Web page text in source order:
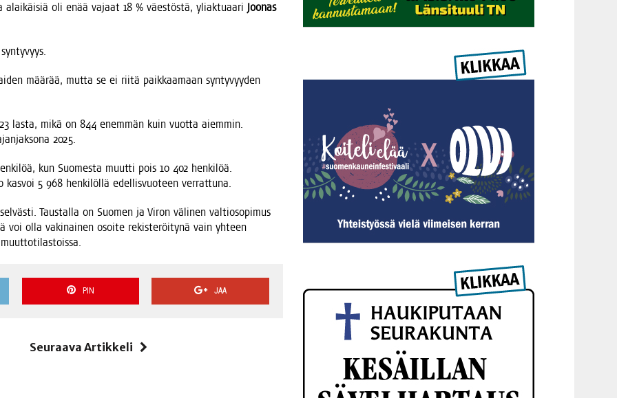
oli enää vajaat 18 % väes­tös­tä, yliak­tu­aa­ri Joo­nas
mää­rää, mut­ta se ei rii­tä paik­kaa­maan syn­ty­vyy­den
las­ta, mikä on 844 enem­män kuin vuot­ta aiem­min.
2025.
kun Suo­mes­ta muut­ti pois 10 402 hen­ki­löä.
5 968 hen­ki­löl­lä edel­lis­vuo­teen verrattuna.
Taus­tal­la on Suo­men ja Viron väli­nen val­tio­so­pi­mus
voi olla vaki­nai­nen osoi­te rekis­te­röi­ty­nä vain yhteen
PIN JAA
Seuraava Artikkeli